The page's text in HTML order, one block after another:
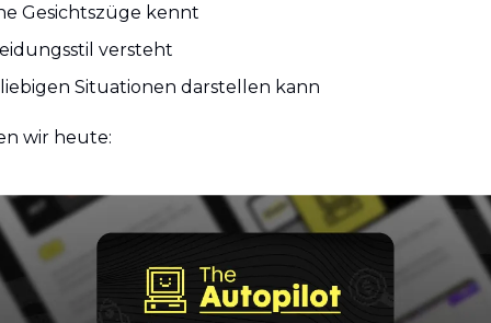
Gesichtszüge kennt
versteht
Situationen darstellen kann
wir heute: